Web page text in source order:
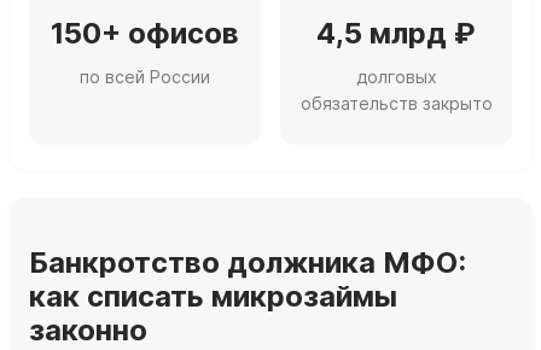
150+ офисов
по всей России
4,5 млрд ₽
долговых
обязательств закрыто
Банкротство должника МФО:
как списать микрозаймы
законно